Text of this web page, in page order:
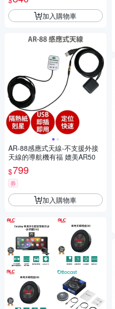
加入購物車
AR-88感應式天線-不支援外接
天線的導航機有福 媲美AR50
$799
券
加入購物車